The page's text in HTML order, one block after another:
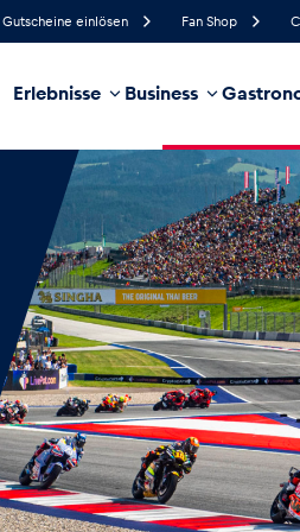
Gutscheine einlösen Fan Shop
Erlebnisse Business
Südwest
Windrichtung